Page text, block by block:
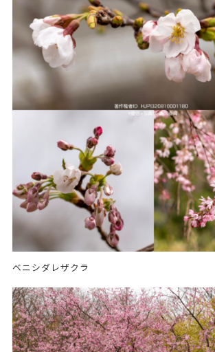
ベニシダレザクラ